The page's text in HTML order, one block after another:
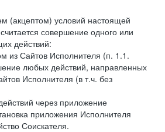
(акцептом) условий настоящей
совершение одного или
действий:
из Сайтов Исполнителя (п. 1.1.
любых действий, направленных
Исполнителя (в т.ч. без
через приложение
приложения Исполнителя
Соискателя.